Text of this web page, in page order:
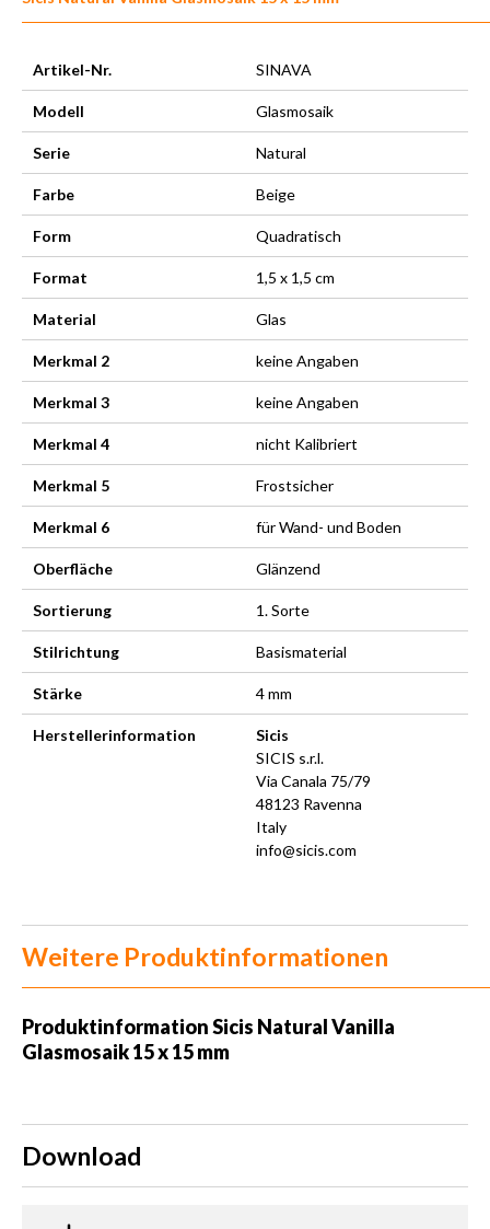
Artikel-Nr. SINAVA
Modell Glasmosaik
Serie Natural
Farbe Beige
Form Quadratisch
Format 1,5 x 1,5 cm
Material Glas
Merkmal 2 keine Angaben
Merkmal 3 keine Angaben
Merkmal 4 nicht Kalibriert
Merkmal 5 Frostsicher
Merkmal 6 für Wand- und Boden
Oberfläche Glänzend
Sortierung 1. Sorte
Stilrichtung Basismaterial
Stärke 4 mm
Herstellerinformation
Sicis
SICIS s.r.l.
Via Canala 75/79
48123 Ravenna
Italy
info@sicis.com
Weitere Produktinformationen
Produktinformation Sicis Natural Vanilla
Glasmosaik 15 x 15 mm
Download